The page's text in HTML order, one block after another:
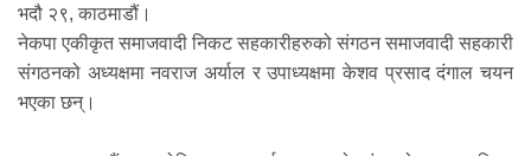
भदौ २९, काठमाडौं।
नेकपा एकीकृत समाजवादी निकट सहकारीहरुको संगठन समाजवादी सहकारी
संगठनको अध्यक्षमा नवराज अर्याल र उपाध्यक्षमा केशव प्रसाद दंगाल चयन
भएका छन्।